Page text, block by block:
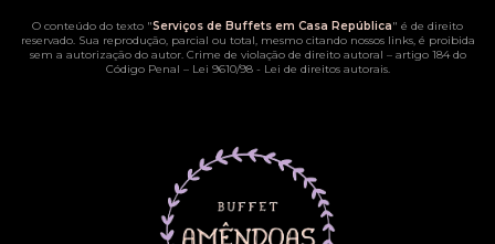
O conteúdo do texto "Serviços de Buffets em Casa República" é de direito
reservado. Sua reprodução, parcial ou total, mesmo citando nossos links, é proibida
sem a autorização do autor. Crime de violação de direito autoral – artigo 184 do
Código Penal – Lei 9610/98 - Lei de direitos autorais.